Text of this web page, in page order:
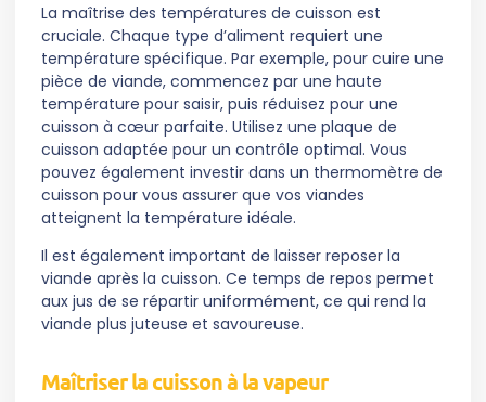
La maîtrise des températures de cuisson est
cruciale. Chaque type d’aliment requiert une
température spécifique. Par exemple, pour cuire une
pièce de viande, commencez par une haute
température pour saisir, puis réduisez pour une
cuisson à cœur parfaite. Utilisez une plaque de
cuisson adaptée pour un contrôle optimal. Vous
pouvez également investir dans un thermomètre de
cuisson pour vous assurer que vos viandes
atteignent la température idéale.
Il est également important de laisser reposer la
viande après la cuisson. Ce temps de repos permet
aux jus de se répartir uniformément, ce qui rend la
viande plus juteuse et savoureuse.
Maîtriser la cuisson à la vapeur